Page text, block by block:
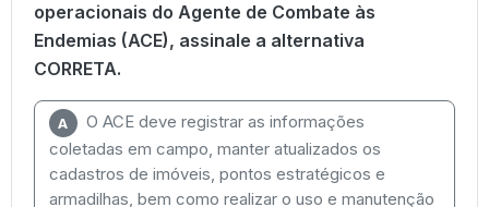
operacionais do Agente de Combate às
Endemias (ACE), assinale a alternativa
CORRETA.
A
O ACE deve registrar as informações
coletadas em campo, manter atualizados os
cadastros de imóveis, pontos estratégicos e
armadilhas, bem como realizar o uso e manutenção